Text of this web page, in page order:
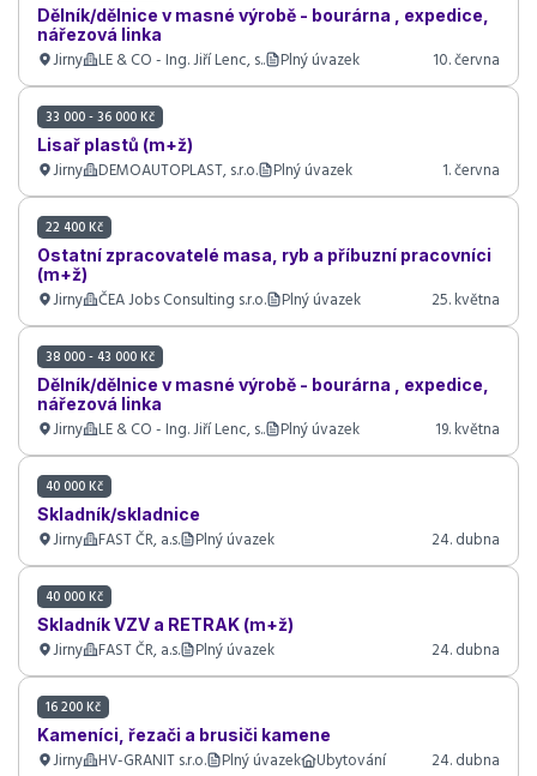
Dělník/dělnice v masné výrobě - bourárna , expedice,
nářezová linka
Jirny LE & CO - Ing. Jiří Lenc, s.. Plný úvazek 10. června
33 000 - 36 000 Kč
Lisař plastů (m+ž)
Jirny DEMOAUTOPLAST, s.r.o. Plný úvazek 1. června
22 400 Kč
Ostatní zpracovatelé masa, ryb a příbuzní pracovníci
(m+ž)
Jirny ČEA Jobs Consulting s.r.o. Plný úvazek 25. května
38 000 - 43 000 Kč
Dělník/dělnice v masné výrobě - bourárna , expedice,
nářezová linka
Jirny LE & CO - Ing. Jiří Lenc, s.. Plný úvazek 19. května
40 000 Kč
Skladník/skladnice
Jirny FAST ČR, a.s. Plný úvazek 24. dubna
40 000 Kč
Skladník VZV a RETRAK (m+ž)
Jirny FAST ČR, a.s. Plný úvazek 24. dubna
16 200 Kč
Kameníci, řezači a brusiči kamene
Jirny HV-GRANIT s.r.o. Plný úvazek Ubytování 24. dubna